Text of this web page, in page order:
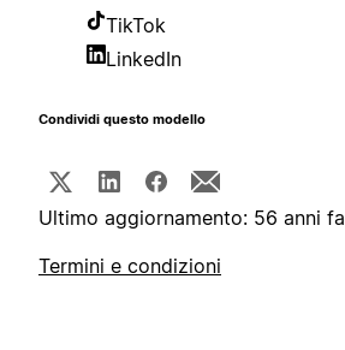
TikTok
LinkedIn
Condividi questo modello
Ultimo aggiornamento: 56 anni fa
Termini e condizioni